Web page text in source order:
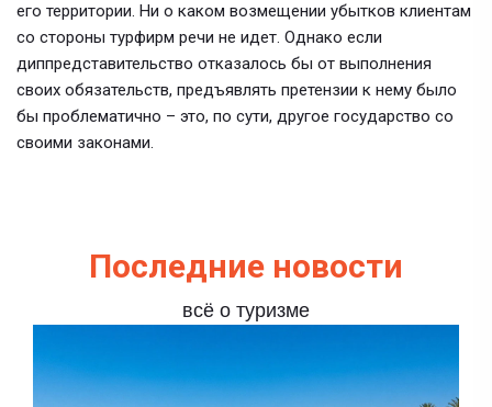
его территории. Ни о каком возмещении убытков клиентам
со стороны турфирм речи не идет. Однако если
диппредставительство отказалось бы от выполнения
своих обязательств, предъявлять претензии к нему было
бы проблематично – это, по сути, другое государство со
своими законами.
Последние новости
всё о туризме